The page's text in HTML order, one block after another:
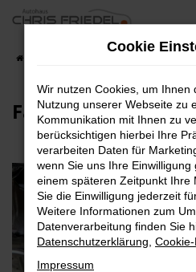
Zum
springen
Fahrzeugdiagnose
Cookie
Wir nutzen Cookies, um Ihnen
Nutzung unserer Webseite zu
Kommunikation mit Ihnen zu
berücksichtigen hierbei Ihre
verarbeiten Daten für
wenn Sie uns Ihre Einwilligung
einem späteren Zeitpunkt Ihre
Sie die Einwilligung jederzeit
Weitere Informationen zum
Datenverarbeitung finden Sie
Datenschutzerklärung
Impressum